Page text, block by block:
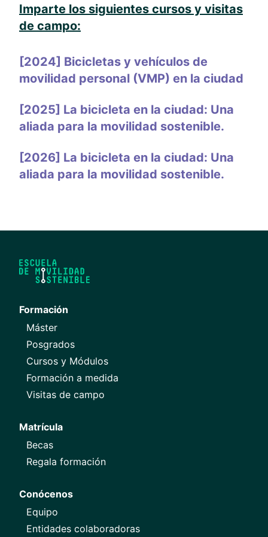
Imparte los siguientes cursos y visitas
de campo:
[2024] Bicicletas y vehículos de
movilidad personal (VMP) en la ciudad
[2025] La bicicleta en la ciudad: Una
aliada para la movilidad sostenible.
[2026] La bicicleta en la ciudad: Una
aliada para la movilidad sostenible.
Formación
Máster
Posgrados
Cursos y Módulos
Formación a medida
Visitas de campo
Matrícula
Becas
Regala formación
Conócenos
Equipo
Entidades colaboradoras